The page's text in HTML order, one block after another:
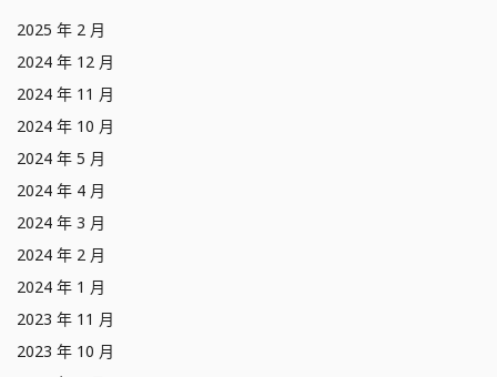
2025 年 2 月
2024 年 12 月
2024 年 11 月
2024 年 10 月
2024 年 5 月
2024 年 4 月
2024 年 3 月
2024 年 2 月
2024 年 1 月
2023 年 11 月
2023 年 10 月